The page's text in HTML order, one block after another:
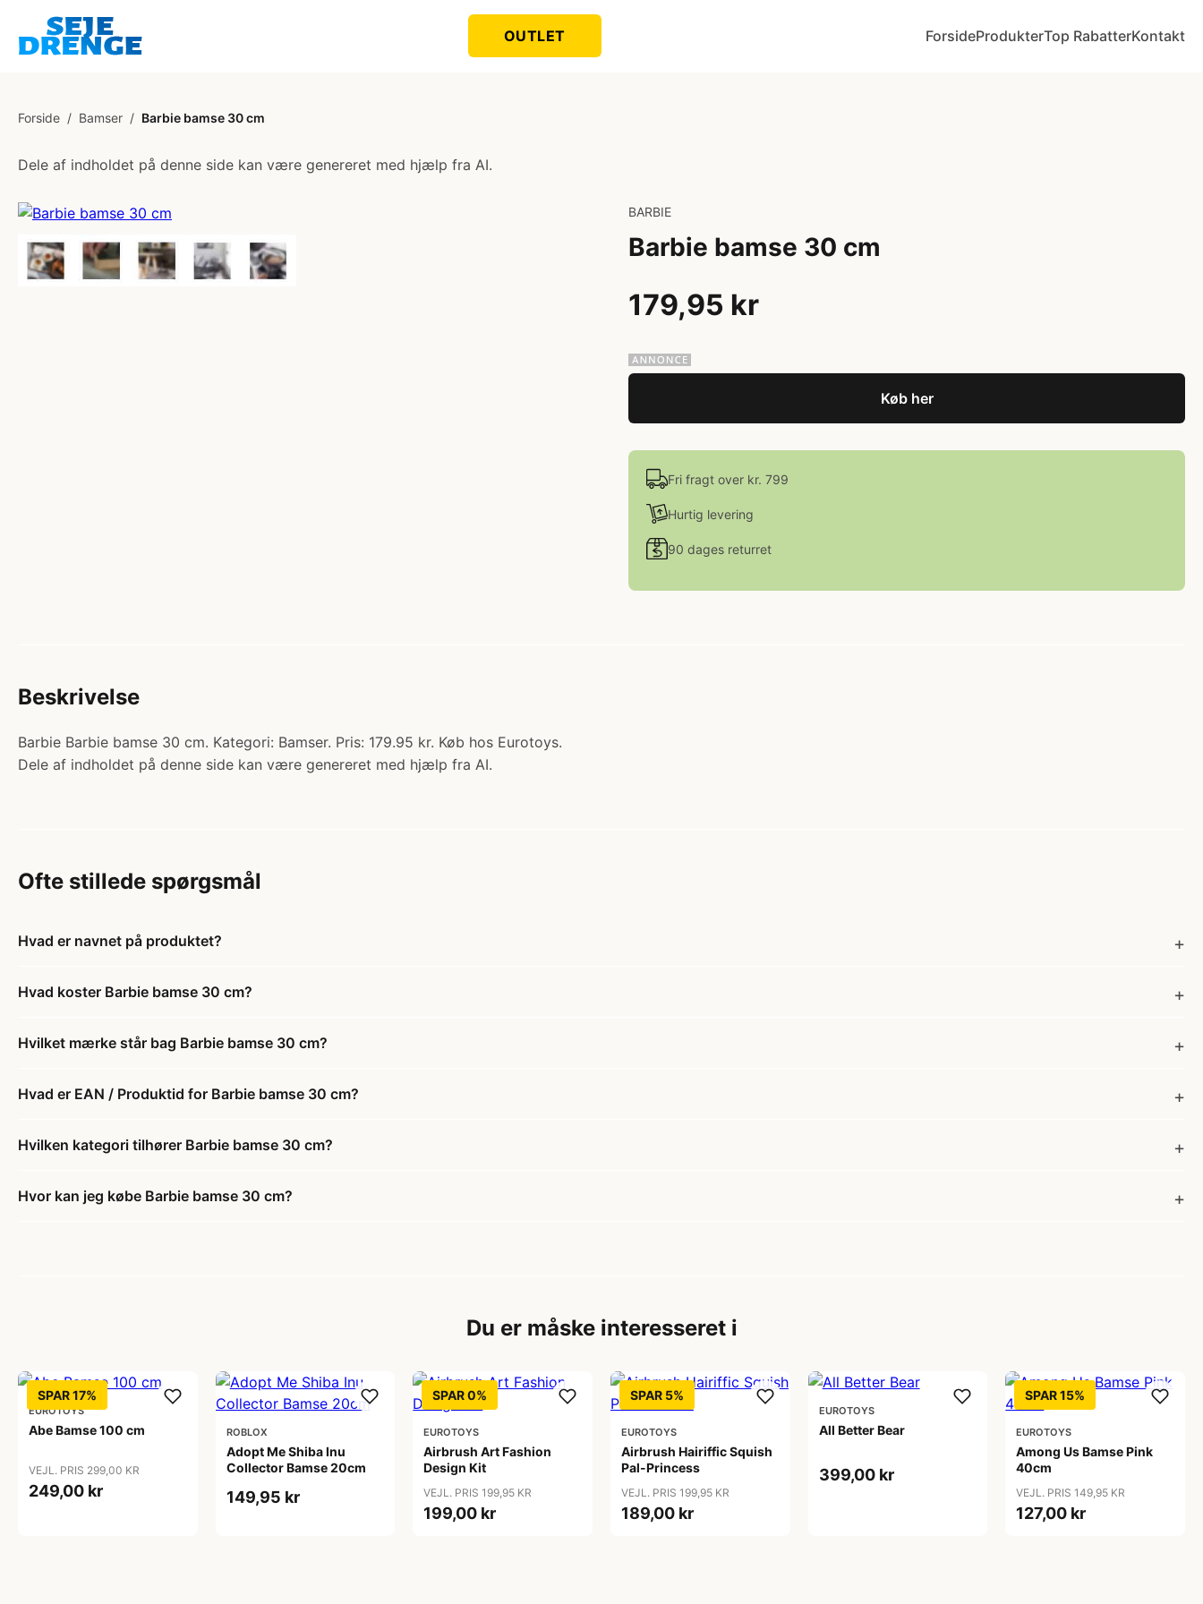
OUTLET ForsideProdukterTop RabatterKontakt
Forside / Bamser / Barbie bamse 30 cm
Dele af indholdet på denne side kan være genereret med hjælp fra AI.
BARBIE
Barbie bamse 30 cm
179,95 kr
Køb her
Fri fragt over kr. 799
Hurtig levering
90 dages returret
Beskrivelse
Barbie Barbie bamse 30 cm. Kategori: Bamser. Pris: 179.95 kr. Køb hos Eurotoys.
Dele af indholdet på denne side kan være genereret med hjælp fra AI.
Ofte stillede spørgsmål
Hvad er navnet på produktet?
Hvad koster Barbie bamse 30 cm?
Hvilket mærke står bag Barbie bamse 30 cm?
Hvad er EAN / Produktid for Barbie bamse 30 cm?
Hvilken kategori tilhører Barbie bamse 30 cm?
Hvor kan jeg købe Barbie bamse 30 cm?
Du er måske interesseret i
SPAR 17%
EUROTOYS
Abe Bamse 100 cm
VEJL. PRIS 299,00 KR
249,00 kr
ROBLOX
Adopt Me Shiba Inu
Collector Bamse 20cm
149,95 kr
SPAR 0%
EUROTOYS
Airbrush Art Fashion
Design Kit
VEJL. PRIS 199,95 KR
199,00 kr
SPAR 5%
EUROTOYS
Airbrush Hairiffic Squish
Pal-Princess
VEJL. PRIS 199,95 KR
189,00 kr
EUROTOYS
All Better Bear
399,00 kr
SPAR 15%
EUROTOYS
Among Us Bamse Pink
40cm
VEJL. PRIS 149,95 KR
127,00 kr